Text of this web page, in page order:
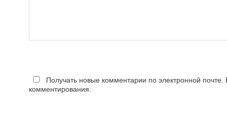
Получать новые комментарии по электронной
комментирования.